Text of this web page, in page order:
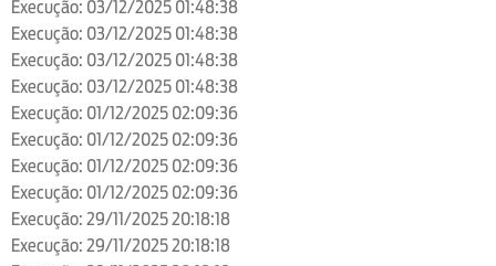
Execução: 03/12/2025 01:48:38
Execução: 03/12/2025 01:48:38
Execução: 03/12/2025 01:48:38
Execução: 03/12/2025 01:48:38
Execução: 01/12/2025 02:09:36
Execução: 01/12/2025 02:09:36
Execução: 01/12/2025 02:09:36
Execução: 01/12/2025 02:09:36
Execução: 29/11/2025 20:18:18
Execução: 29/11/2025 20:18:18